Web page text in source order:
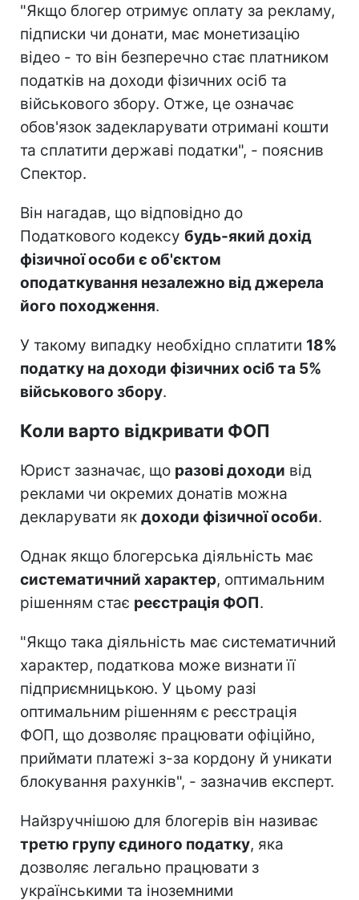
"Якщо блогер отримує оплату за рекламу,
підписки чи донати, має монетизацію
відео - то він безперечно стає платником
податків на доходи фізичних осіб та
військового збору. Отже, це означає
обов'язок задекларувати отримані кошти
та сплатити державі податки", - пояснив
Спектор.
Він нагадав, що відповідно до
Податкового кодексу будь-який дохід
фізичної особи є об'єктом
оподаткування незалежно від джерела
його походження.
У такому випадку необхідно сплатити 18%
податку на доходи фізичних осіб та 5%
військового збору.
Коли варто відкривати ФОП
Юрист зазначає, що разові доходи від
реклами чи окремих донатів можна
декларувати як доходи фізичної особи.
Однак якщо блогерська діяльність має
систематичний характер, оптимальним
рішенням стає реєстрація ФОП.
"Якщо така діяльність має систематичний
характер, податкова може визнати її
підприємницькою. У цьому разі
оптимальним рішенням є реєстрація
ФОП, що дозволяє працювати офіційно,
приймати платежі з-за кордону й уникати
блокування рахунків", - зазначив експерт.
Найзручнішою для блогерів він називає
третю групу єдиного податку, яка
дозволяє легально працювати з
українськими та іноземними